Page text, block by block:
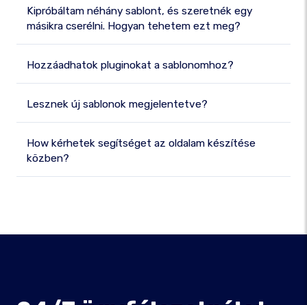
Kipróbáltam néhány sablont, és szeretnék egy
másikra cserélni. Hogyan tehetem ezt meg?
Hozzáadhatok pluginokat a sablonomhoz?
Lesznek új sablonok megjelentetve?
How kérhetek segítséget az oldalam készítése
közben?